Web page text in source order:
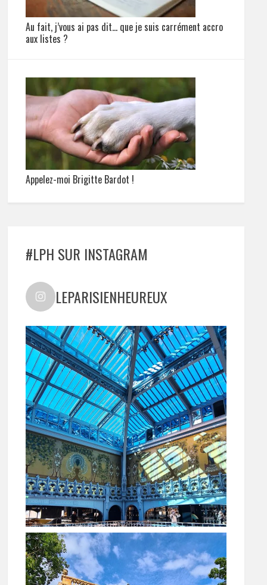
Au fait, j’vous ai pas dit… que je suis carrément accro
aux listes ?
Appelez-moi Brigitte Bardot !
#LPH SUR INSTAGRAM
LEPARISIENHEUREUX